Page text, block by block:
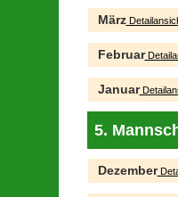
März
Februar
Januar
5.
Dezember